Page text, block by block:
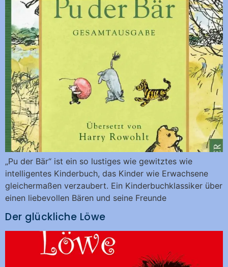
„Pu der Bär“ ist ein so lustiges wie gewitztes wie
intelligentes Kinderbuch, das Kinder wie Erwachsene
gleichermaßen verzaubert. Ein Kinderbuchklassiker über
einen liebevollen Bären und seine Freunde
Der glückliche Löwe